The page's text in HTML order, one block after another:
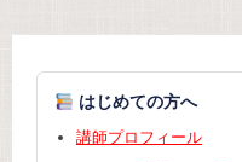
はじめての方へ
講師プロフィール